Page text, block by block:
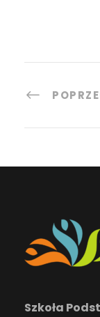
Szkoła